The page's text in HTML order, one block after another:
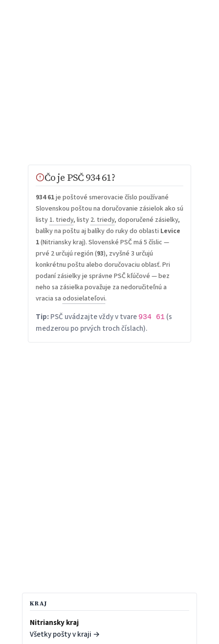
Čo je PSČ 934 61?
934 61je poštové smerovacie číslo používané
Slovenskou poštou na doručovanie zásielok ako sú
listy 1. triedy, listy 2. triedy, doporučené zásielky,
balíky na poštu aj balíky do ruky do oblasti Levice
1(Nitriansky kraj). Slovenské PSČ má 5 číslic —
prvé 2 určujú región (93), zvyšné 3 určujú
konkrétnu poštu alebo doručovaciu oblasť. Pri
podaní zásielky je správne PSČ kľúčové — bez
neho sa zásielka považuje za nedoručiteľnú a
vracia sa odosielateľovi.
Tip:PSČ uvádzajte vždy v tvare 934 61(s
medzerou po prvých troch číslach).
KRAJ
Nitriansky kraj
Všetky pošty v kraji →